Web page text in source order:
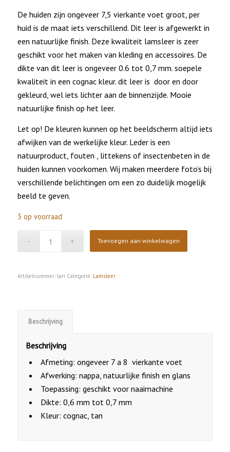
De huiden zijn ongeveer 7,5 vierkante voet groot, per
huid is de maat iets verschillend. Dit leer is afgewerkt in
een natuurlijke finish. Deze kwaliteit lamsleer is zeer
geschikt voor het maken van kleding en accessoires. De
dikte van dit leer is ongeveer 0.6 tot 0,7 mm. soepele
kwaliteit in een cognac kleur. dit leer is door en door
gekleurd, wel iets lichter aan de binnenzijde. Mooie
natuurlijke finish op het leer.
Let op! De kleuren kunnen op het beeldscherm altijd iets
afwijken van de werkelijke kleur. Leder is een
natuurproduct, fouten , littekens of insectenbeten in de
huiden kunnen voorkomen. Wij maken meerdere foto’s bij
verschillende belichtingen om een zo duidelijk mogelijk
beeld te geven.
3 op voorraad
Toevoegen aan winkelwagen
Artikelnummer: tan Categorie: Lamsleer
Beschrijving
Beschrijving
Afmeting: ongeveer 7 a 8 vierkante voet
Afwerking: nappa, natuurlijke finish en glans
Toepassing: geschikt voor naaimachine
Dikte: 0,6 mm tot 0,7 mm
Kleur: cognac, tan